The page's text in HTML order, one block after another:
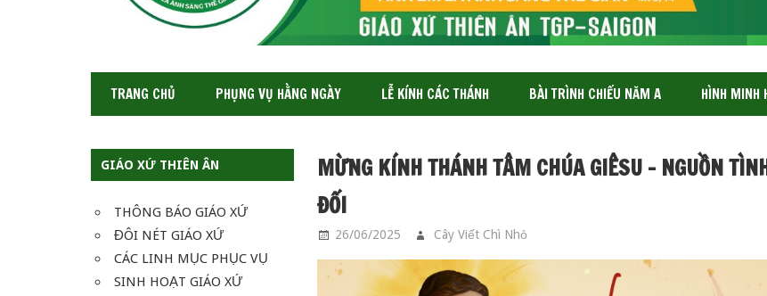
SAIGON
TRANG CHỦ PHỤNG VỤ HẰNG NGÀY LỄ KÍNH CÁC THÁNH BÀI TRÌNH CHIẾU NĂM A HÌNH MINH
GIÁO XỨ THIÊN ÂN
THÔNG BÁO GIÁO XỨ
ĐÔI NÉT GIÁO XỨ
CÁC LINH MỤC PHỤC VỤ
SINH HOẠT GIÁO XỨ
MỪNG KÍNH THÁNH TÂM CHÚA GIÊSU – NGUỒN
ĐỐI
26/06/2025 Cây Viết Chì Nhỏ